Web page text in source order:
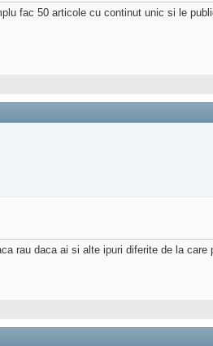
fac 50 articole cu continut unic si le
rau daca ai si alte ipuri diferite de la